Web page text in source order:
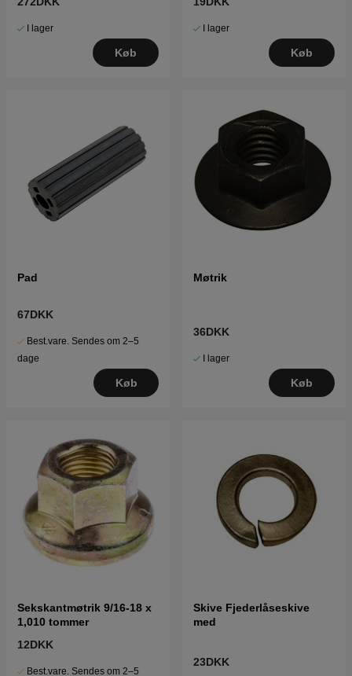
I lager
Køb
I lager
Køb
Pad
67DKK
Best.vare. Sendes om 2–5
dage
Køb
Møtrik
36DKK
I lager
Køb
Sekskantmøtrik 9/16-18 x
1,010 tommer
12DKK
Best.vare. Sendes om 2–5
Skive Fjederlåseskive
med
23DKK